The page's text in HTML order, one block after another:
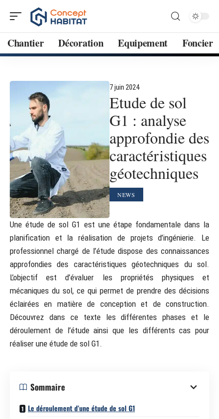
Chantier Décoration Equipement Foncier
7 juin 2024
Etude de sol
G1 : analyse
approfondie des
caractéristiques
géotechniques
NEWS
Une étude de sol G1 est une étape fondamentale dans la
planification et la réalisation de projets d’ingénierie. Le
professionnel chargé de l’étude dispose des connaissances
approfondies des caractéristiques géotechniques du sol.
L’objectif est d’évaluer les propriétés physiques et
mécaniques du sol, ce qui permet de prendre des décisions
éclairées en matière de conception et de construction.
Découvrez dans ce texte les différentes phases et le
déroulement de l’étude ainsi que les différents cas pour
réaliser une étude de sol G1.
Sommaire
Le déroulement d’une étude de sol G1